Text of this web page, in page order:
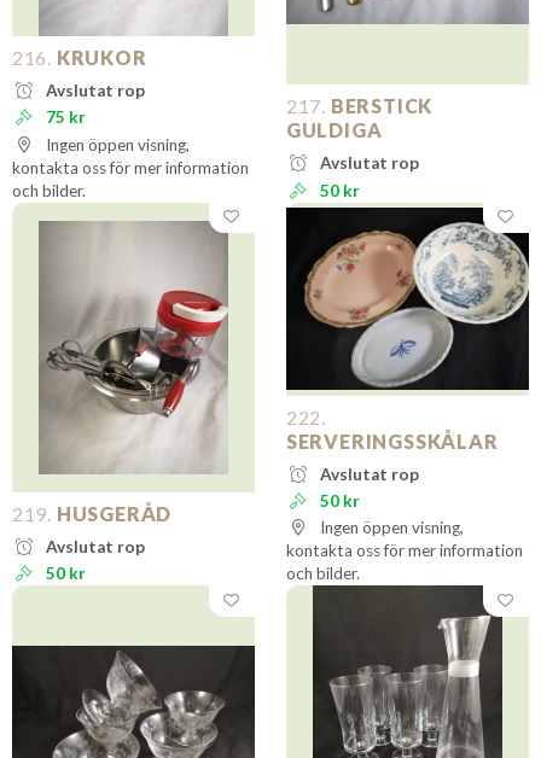
216. KRUKOR
Avslutat rop
75 kr
Ingen öppen visning,
kontakta oss för mer information
och bilder.
217. BERSTICK
GULDIGA
Avslutat rop
50 kr
219. HUSGERÅD
Avslutat rop
50 kr
222.
SERVERINGSSKÅLAR
Avslutat rop
50 kr
Ingen öppen visning,
kontakta oss för mer information
och bilder.